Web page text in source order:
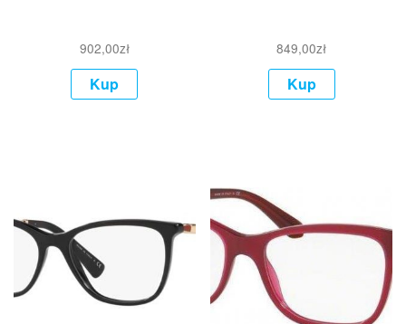
902,00zł
Kup
849,00zł
Kup